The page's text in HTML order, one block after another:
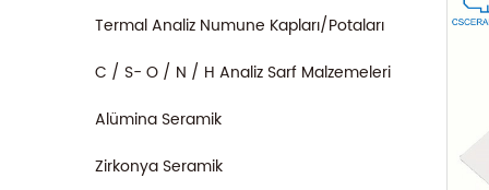
Termal Analiz Numune Kapları/Potaları
C / S- O / N / H Analiz Sarf Malzemeleri
Alümina Seramik
Zirkonya Seramik